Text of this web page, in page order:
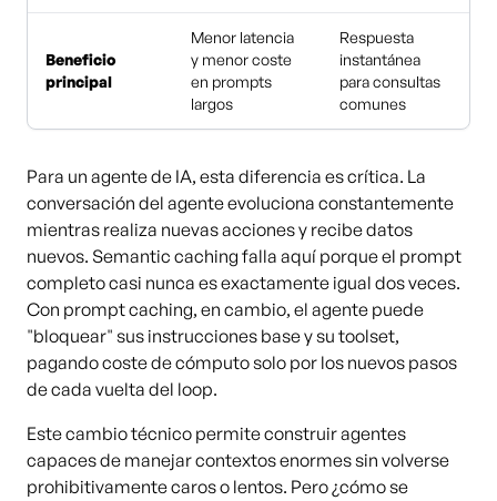
Beneficio
principal
Menor latencia
y menor coste
en prompts
largos
Respuesta
instantánea
para consultas
comunes
Para un agente de IA, esta diferencia es crítica. La
conversación del agente evoluciona constantemente
mientras realiza nuevas acciones y recibe datos
nuevos. Semantic caching falla aquí porque el prompt
completo casi nunca es exactamente igual dos veces.
Con prompt caching, en cambio, el agente puede
"bloquear" sus instrucciones base y su toolset,
pagando coste de cómputo solo por los nuevos pasos
de cada vuelta del loop.
Este cambio técnico permite construir agentes
capaces de manejar contextos enormes sin volverse
prohibitivamente caros o lentos. Pero ¿cómo se